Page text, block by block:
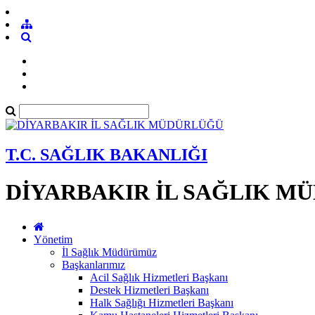
T.C. SAĞLIK BAKANLIĞI
DİYARBAKIR İL SAĞLIK
Yönetim
İl Sağlık Müdürümüz
Başkanlarımız
Acil Sağlık Hizmetleri Başkanı
Destek Hizmetleri Başkanı
Halk Sağlığı Hizmetleri Başkanı